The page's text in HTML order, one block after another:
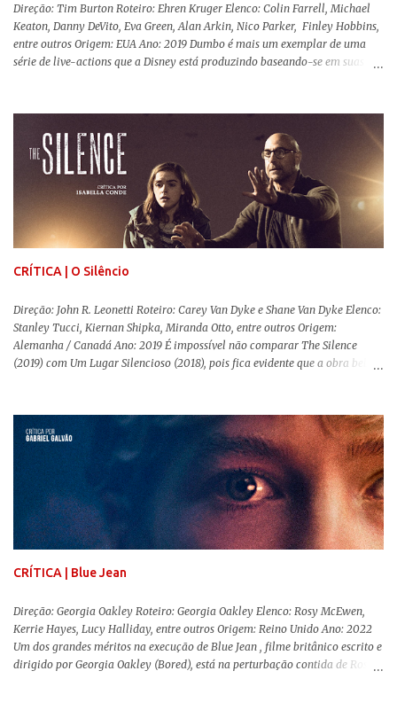
Direção: Tim Burton Roteiro: Ehren Kruger Elenco: Colin Farrell, Michael
Keaton, Danny DeVito, Eva Green, Alan Arkin, Nico Parker, Finley Hobbins,
entre outros Origem: EUA Ano: 2019 Dumbo é mais um exemplar de uma
série de live-actions que a Disney está produzindo baseando-se em suas
remake , já que a história do elefantinho voador foi reinventada de forma
mais realista, se adequando perfeitamente a proposta. Não há animais
falantes, por exemplo, mas nem por isso o tom lúdico e infantil é deixado
de lado. Apesar da relevância histórica, o filme supera a animação original
em termos visuais e narrativos, , superando a animação original em termos
visuais e narrativos. A história começa quando o pai das crianças, Holt
Ferrier (Colin Farrell), uma ex-estrela de circo, volta da guerra e se depara
com os filhos de...
CRÍTICA | O Silêncio
Direção: John R. Leonetti Roteiro: Carey Van Dyke e Shane Van Dyke Elenco:
Stanley Tucci, Kiernan Shipka, Miranda Otto, entre outros Origem:
Alemanha / Canadá Ano: 2019 É impossível não comparar The Silence
(2019) com Um Lugar Silencioso (2018), pois fica evidente que a obra bebe
reproduzir alguns elementos que consograram a obra de John Krasinski
(The Office). Aqui os “monstros” com audições aguçadas eram seres da
Terra que estavam presos por séculos em uma caverna recém descoberta,
libertando-os pelo mundo. O espectador acompanha uma família que tem
uma pequena vantagem em relação às outras pessoas. Adivinhem? Sabem
viver em silêncio pelo fato da filha mais velha ser surda. Para aqueles que
amam filmes com temática apocalíptica, a produção pode até funcionar
como entretenimento mediano. Todo o cenário de fuga, pânico col...
CRÍTICA | Blue Jean
Direção: Georgia Oakley Roteiro: Georgia Oakley Elenco: Rosy McEwen,
Kerrie Hayes, Lucy Halliday, entre outros Origem: Reino Unido Ano: 2022
Um dos grandes méritos na execução de Blue Jean , filme britânico escrito e
dirigido por Georgia Oakley (Bored), está na perturbação contida de Rosy